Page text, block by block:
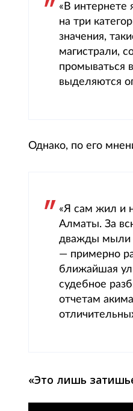
«В интернете
на три
значения,
магистрали,
промываться
выделяются
Однако, по его
«Я сам жил и
Алматы. За
дважды мыли
— примерно
ближайшая
судебное
отчетам
«Это лишь